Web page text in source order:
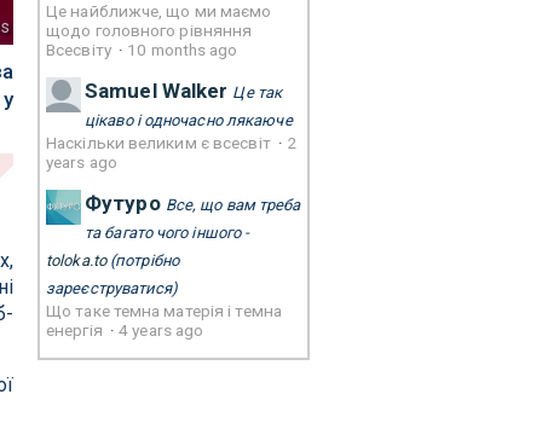
Це найближче, що ми маємо
щодо головного рівняння
Всесвіту · 10 months ago
Samuel Walker Це так
цікаво і одночасно лякаюче
Наскільки великим є всесвіт · 2
years ago
Футуро Все, що вам треба
та багато чого іншого -
toloka.to(потрібно
зареєструватися)
Що таке темна матерія і темна
енергія ·4 years ago